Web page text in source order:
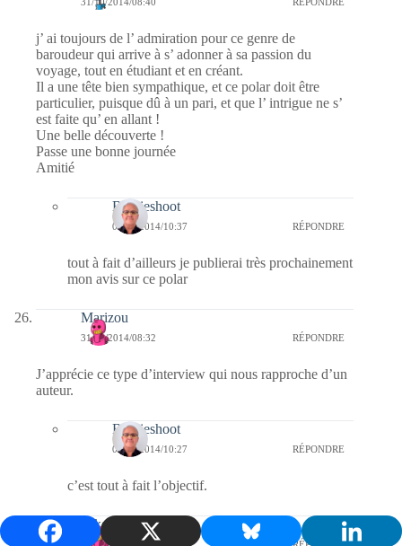
j’ ai toujours de l’ admiration pour ce genre de
baroudeur qui arrive à s’ adonner à sa passion du
voyage, tout en étudiant et en créant.
Il a une tête bien sympathique, et ce polar doit être
particulier, puisque dû à un pari, et que l’ intrigue ne s’
est faite qu’ en allant !
Une belle découverte !
Passe une bonne journée
Amitié
Bernieshoot
01/11/2014/10:37 RÉPONDRE
tout à fait d’ailleurs je publierai très prochainement
mon avis sur ce polar
Marizou
31/10/2014/08:32 RÉPONDRE
J’apprécie ce type d’interview qui nous rapproche d’un
auteur.
Bernieshoot
01/11/2014/10:27 RÉPONDRE
c’est tout à fait l’objectif.
kekeli